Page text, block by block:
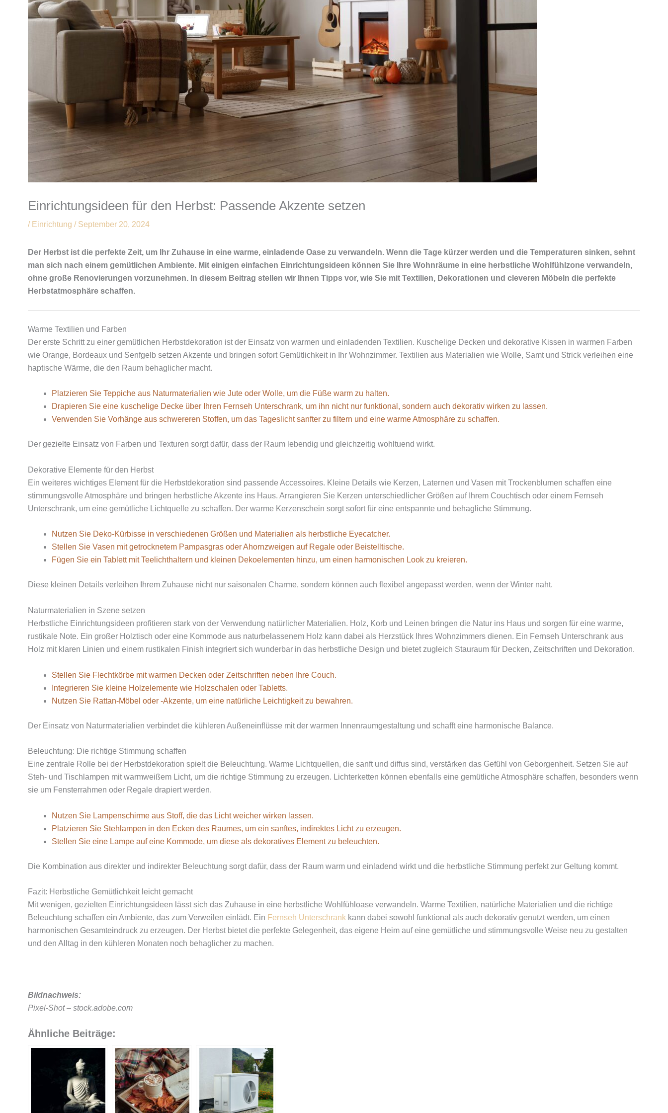
Einrichtungsideen für den Herbst: Passende Akzente setzen
/ Einrichtung / September 20, 2024
Der Herbst ist die perfekte Zeit, um Ihr Zuhause in eine warme, einladende Oase zu verwandeln. Wenn die Tage kürzer werden und die Temperaturen sinken, sehnt
man sich nach einem gemütlichen Ambiente. Mit einigen einfachen Einrichtungsideen können Sie Ihre Wohnräume in eine herbstliche Wohlfühlzone verwandeln,
ohne große Renovierungen vorzunehmen. In diesem Beitrag stellen wir Ihnen Tipps vor, wie Sie mit Textilien, Dekorationen und cleveren Möbeln die perfekte
Herbstatmosphäre schaffen.
Warme Textilien und Farben
Der erste Schritt zu einer gemütlichen Herbstdekoration ist der Einsatz von warmen und einladenden Textilien. Kuschelige Decken und dekorative Kissen in warmen Farben
wie Orange, Bordeaux und Senfgelb setzen Akzente und bringen sofort Gemütlichkeit in Ihr Wohnzimmer. Textilien aus Materialien wie Wolle, Samt und Strick verleihen eine
haptische Wärme, die den Raum behaglicher macht.
Platzieren Sie Teppiche aus Naturmaterialien wie Jute oder Wolle, um die Füße warm zu halten.
Drapieren Sie eine kuschelige Decke über Ihren Fernseh Unterschrank, um ihn nicht nur funktional, sondern auch dekorativ wirken zu lassen.
Verwenden Sie Vorhänge aus schwereren Stoffen, um das Tageslicht sanfter zu filtern und eine warme Atmosphäre zu schaffen.
Der gezielte Einsatz von Farben und Texturen sorgt dafür, dass der Raum lebendig und gleichzeitig wohltuend wirkt.
Dekorative Elemente für den Herbst
Ein weiteres wichtiges Element für die Herbstdekoration sind passende Accessoires. Kleine Details wie Kerzen, Laternen und Vasen mit Trockenblumen schaffen eine
stimmungsvolle Atmosphäre und bringen herbstliche Akzente ins Haus. Arrangieren Sie Kerzen unterschiedlicher Größen auf Ihrem Couchtisch oder einem Fernseh
Unterschrank, um eine gemütliche Lichtquelle zu schaffen. Der warme Kerzenschein sorgt sofort für eine entspannte und behagliche Stimmung.
Nutzen Sie Deko-Kürbisse in verschiedenen Größen und Materialien als herbstliche Eyecatcher.
Stellen Sie Vasen mit getrocknetem Pampasgras oder Ahornzweigen auf Regale oder Beistelltische.
Fügen Sie ein Tablett mit Teelichthaltern und kleinen Dekoelementen hinzu, um einen harmonischen Look zu kreieren.
Diese kleinen Details verleihen Ihrem Zuhause nicht nur saisonalen Charme, sondern können auch flexibel angepasst werden, wenn der Winter naht.
Naturmaterialien in Szene setzen
Herbstliche Einrichtungsideen profitieren stark von der Verwendung natürlicher Materialien. Holz, Korb und Leinen bringen die Natur ins Haus und sorgen für eine warme,
rustikale Note. Ein großer Holztisch oder eine Kommode aus naturbelassenem Holz kann dabei als Herzstück Ihres Wohnzimmers dienen. Ein Fernseh Unterschrank aus
Holz mit klaren Linien und einem rustikalen Finish integriert sich wunderbar in das herbstliche Design und bietet zugleich Stauraum für Decken, Zeitschriften und Dekoration.
Stellen Sie Flechtkörbe mit warmen Decken oder Zeitschriften neben Ihre Couch.
Integrieren Sie kleine Holzelemente wie Holzschalen oder Tabletts.
Nutzen Sie Rattan-Möbel oder -Akzente, um eine natürliche Leichtigkeit zu bewahren.
Der Einsatz von Naturmaterialien verbindet die kühleren Außeneinflüsse mit der warmen Innenraumgestaltung und schafft eine harmonische Balance.
Beleuchtung: Die richtige Stimmung schaffen
Eine zentrale Rolle bei der Herbstdekoration spielt die Beleuchtung. Warme Lichtquellen, die sanft und diffus sind, verstärken das Gefühl von Geborgenheit. Setzen Sie auf
Steh- und Tischlampen mit warmweißem Licht, um die richtige Stimmung zu erzeugen. Lichterketten können ebenfalls eine gemütliche Atmosphäre schaffen, besonders wenn
sie um Fensterrahmen oder Regale drapiert werden.
Nutzen Sie Lampenschirme aus Stoff, die das Licht weicher wirken lassen.
Platzieren Sie Stehlampen in den Ecken des Raumes, um ein sanftes, indirektes Licht zu erzeugen.
Stellen Sie eine Lampe auf eine Kommode, um diese als dekoratives Element zu beleuchten.
Die Kombination aus direkter und indirekter Beleuchtung sorgt dafür, dass der Raum warm und einladend wirkt und die herbstliche Stimmung perfekt zur Geltung kommt.
Fazit: Herbstliche Gemütlichkeit leicht gemacht
Mit wenigen, gezielten Einrichtungsideen lässt sich das Zuhause in eine herbstliche Wohlfühloase verwandeln. Warme Textilien, natürliche Materialien und die richtige
Beleuchtung schaffen ein Ambiente, das zum Verweilen einlädt. Ein Fernseh Unterschrank kann dabei sowohl funktional als auch dekorativ genutzt werden, um einen
harmonischen Gesamteindruck zu erzeugen. Der Herbst bietet die perfekte Gelegenheit, das eigene Heim auf eine gemütliche und stimmungsvolle Weise neu zu gestalten
und den Alltag in den kühleren Monaten noch behaglicher zu machen.
Bildnachweis:
Pixel-Shot – stock.adobe.com
Ähnliche Beiträge: